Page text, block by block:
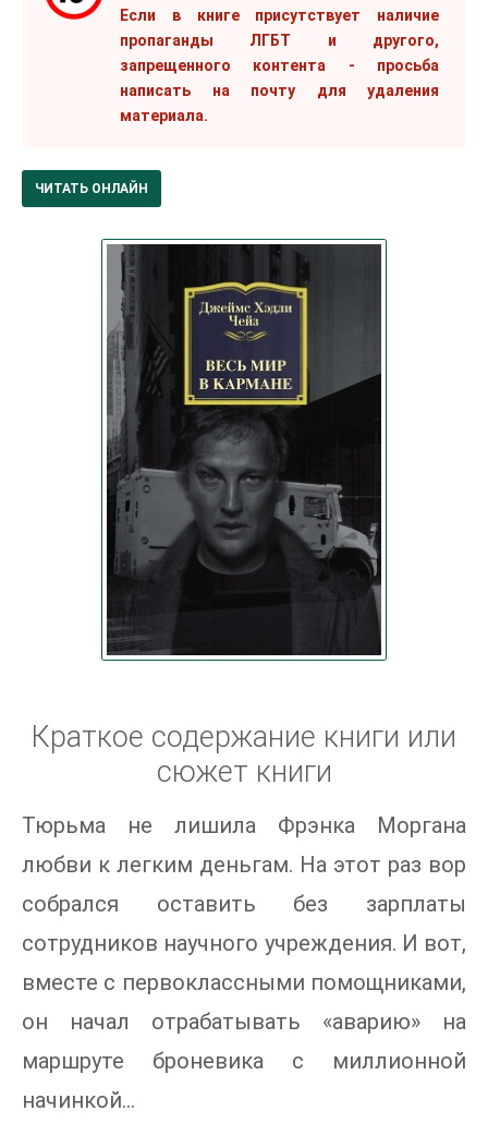
Если в книге присутствует наличие
пропаганды ЛГБТ и другого,
запрещенного контента - просьба
написать на почту для удаления
материала.
ЧИТАТЬ ОНЛАЙН
Краткое содержание книги или
сюжет книги
Тюрьма не лишила Фрэнка Моргана
любви к легким деньгам. На этот раз вор
собрался оставить без зарплаты
сотрудников научного учреждения. И вот,
вместе с первоклассными помощниками,
он начал отрабатывать «аварию» на
маршруте броневика с миллионной
начинкой…